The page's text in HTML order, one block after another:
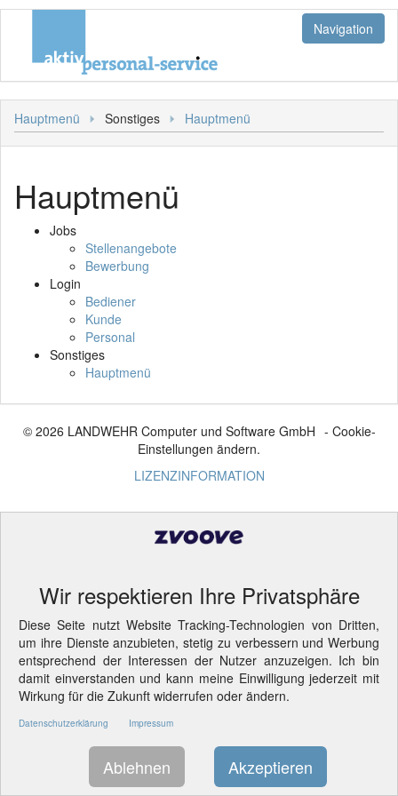
Navigation
Jobs
Stellenangebote
Login
Kunde
Personal
Hauptmenü
Hauptmenü Sonstiges Hauptmenü
Hauptmenü
Jobs
Stellenangebote
Bewerbung
Login
Bediener
Kunde
Personal
Sonstiges
Hauptmenü
© 2026 LANDWEHR Computer und Software GmbH - Cookie-
Einstellungen ändern.
LIZENZINFORMATION
Wir respektieren Ihre Privatsphäre
Diese Seite nutzt Website Tracking-Technologien von Dritten,
um ihre Dienste anzubieten, stetig zu verbessern und Werbung
entsprechend der Interessen der Nutzer anzuzeigen. Ich bin
damit einverstanden und kann meine Einwilligung jederzeit mit
Wirkung für die Zukunft widerrufen oder ändern.
Datenschutzerklärung Impressum
Ablehnen Akzeptieren